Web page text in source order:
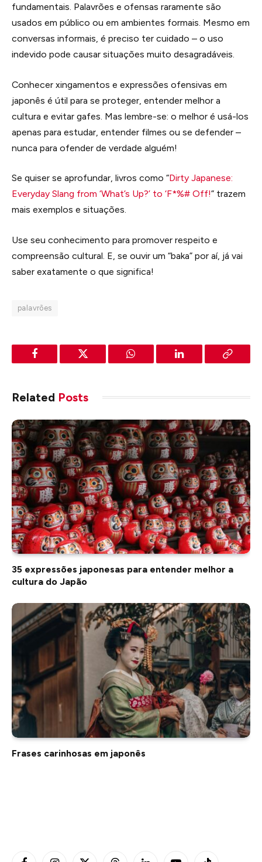
fundamentais. Palavrões e ofensas raramente são
usados em público ou em ambientes formais. Mesmo em
conversas informais, é preciso ter cuidado – o uso
indevido pode causar situações muito desagradáveis.
Conhecer xingamentos e expressões ofensivas em
japonês é útil para se proteger, entender melhor a
cultura e evitar gafes. Mas lembre-se: o melhor é usá-los
apenas para estudar, entender filmes ou se defender –
nunca para ofender de verdade alguém!
Se quiser se aprofundar, livros como “Dirty Japanese:
Everyday Slang from ‘What’s Up?’ to ‘F*%# Off!” trazem
mais exemplos e situações.
Use seu conhecimento para promover respeito e
compreensão cultural. E, se ouvir um “baka” por aí, já vai
saber exatamente o que significa!
palavrões
Facebook Twitter WhatsApp LinkedIn
Copy
Related Posts
35 expressões japonesas para entender melhor a
cultura do Japão
Frases carinhosas em japonês